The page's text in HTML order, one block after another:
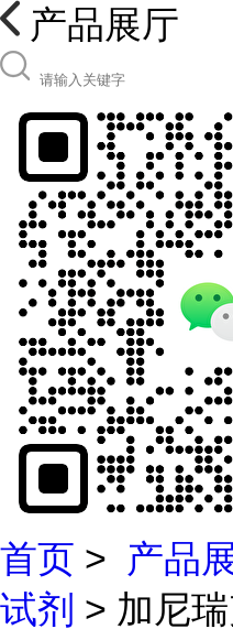
产品展厅
首页 > 产品
试剂 > 加尼